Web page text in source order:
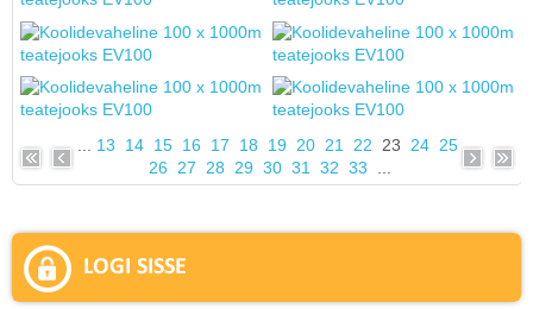
13 14 15 16 17 18 19 20 21 22 23 24 25
26
27 28 29 30 31 32 33
LOGI SISSE